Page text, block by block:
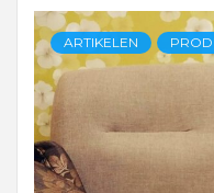
ARTIKELEN